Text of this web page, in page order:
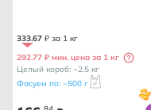
333.67 ₽ за 1 кг
292.77 ₽ мин. цена за 1 кг
Целый короб: ~2.5 кг
Фасуем по: ~500 г